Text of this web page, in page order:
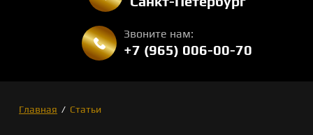
Звоните нам:
+7 (965) 006-00-70
Главная / Статьи